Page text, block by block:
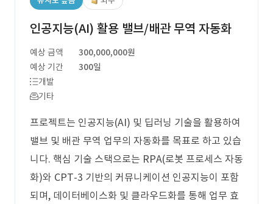
인공지능(AI) 활용 밸브/배관 무역 자동화
예상 금액
300,000,000원
예상 기간
300일
개발
기타
프로젝트는 인공지능(AI) 및 딥러닝 기술을 활용하여
밸브 및 배관 무역 업무의 자동화를 목표로 하고 있습
니다. 핵심 기술 스택으로는 RPA(로봇 프로세스 자동
화)와 CPT-3 기반의 커뮤니케이션 인공지능이 포함
되며, 데이터베이스화 및 클라우드화를 통해 업무 효